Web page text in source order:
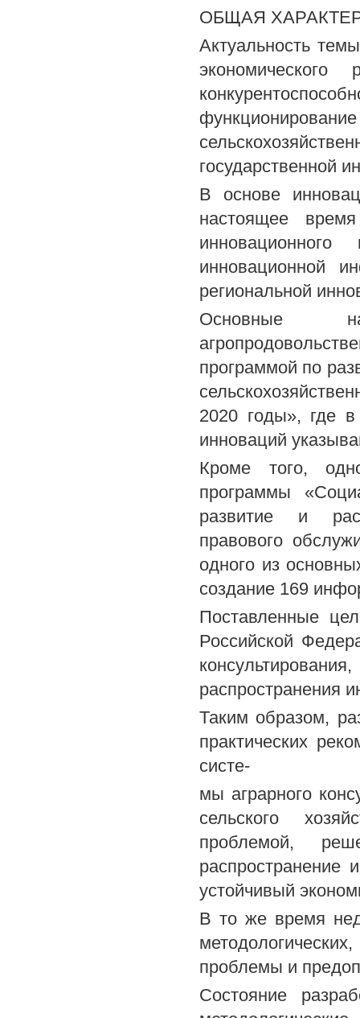
ОБЩАЯ
Актуальность
государственной
В основе
настоящее
инновационной
региональной
Основные
программой по
2020 годы», где в
инноваций
Кроме того,
программы
развитие и
правового
одного из
создание 169
Поставленные
Российской
распространения
Таким образом,
практических
систе-
мы аграрного
сельского
проблемой,
распространение
устойчивый
В то же время
проблемы и
Состояние